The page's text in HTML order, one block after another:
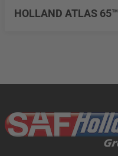
HOLLAND ATLAS 65™